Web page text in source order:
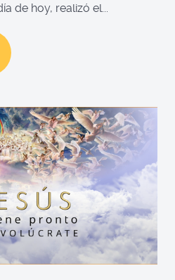
de hoy, realizó el...